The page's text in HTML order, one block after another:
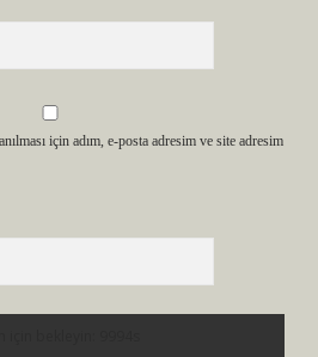
için adım, e-posta adresim ve site adresim